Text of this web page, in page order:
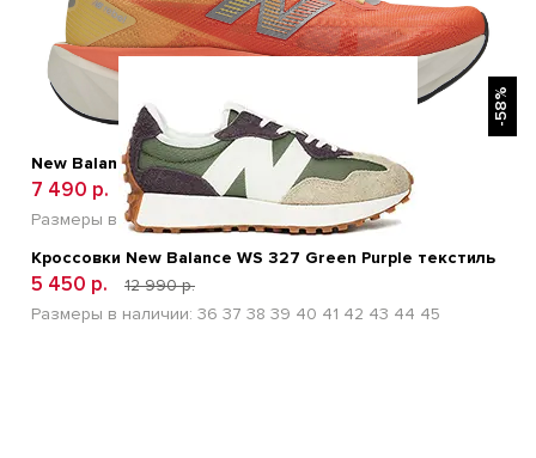
New Balance FuelCell Rebel v5 Orange
7 490 р.
12 600 р.
Размеры в наличии:
41 42 43 44
-58%
Кроссовки New Balance WS 327 Green Purple текстиль
5 450 р.
12 990 р.
Размеры в наличии: 36 37 38 39 40 41 42 43 44 45